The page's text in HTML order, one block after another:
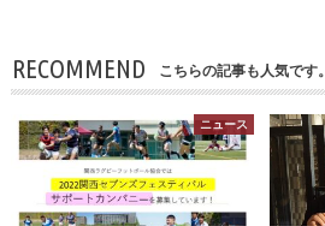
RECOMMEND こちらの記事も人気です。
ニュース